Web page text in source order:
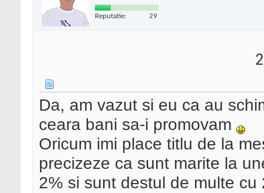
Reputatie: 29
Da, am vazut si eu ca au
ceara bani sa-i promovam
Oricum imi place titlu de la
precizeze ca sunt marite la
2% si sunt destul de multe cu